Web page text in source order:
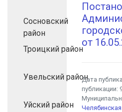
Сосновский
район
Троицкий район
Увельский район
Уйский район
от
Дата
публикации: